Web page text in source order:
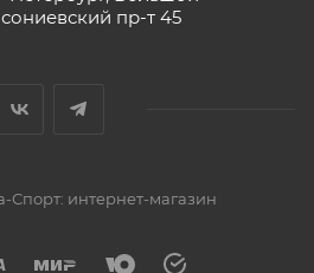
пр-т 45
Спорт: интернет-магазин